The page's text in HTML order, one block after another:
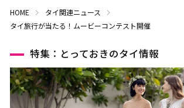
HOME
タイ関連ニュース
タイ旅行が当たる！ムービーコンテスト開催
特集：とっておきのタイ情報